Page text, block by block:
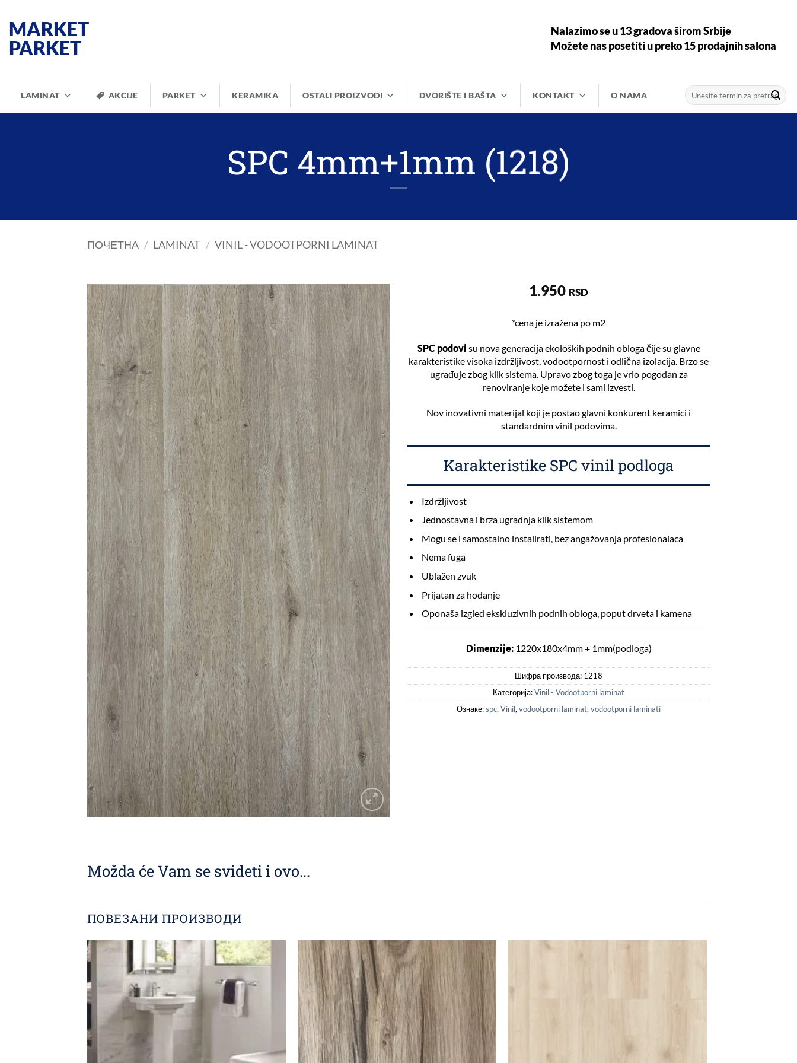
садржај
MARKET
PARKET
Nalazimo se u 13 gradova širom Srbije
Možete nas posetiti u preko 15 prodajnih salona
LAMINAT AKCIJE PARKET KERAMIKA OSTALI PROIZVODI DVORIŠTE I BAŠTA KONTAKT O NAMA
Претрага
за:
SPC 4mm+1mm (1218)
ПОЧЕТНА / LAMINAT / VINIL - VODOOTPORNI LAMINAT
1.950 RSD
*cena je izražena po m2
SPC podovi su nova generacija ekoloških podnih obloga čije su glavne
karakteristike visoka izdržljivost, vodootpornost i odlična izolacija. Brzo se
ugrađuje zbog klik sistema. Upravo zbog toga je vrlo pogodan za
renoviranje koje možete i sami izvesti.
Nov inovativni materijal koji je postao glavni konkurent keramici i
standardnim vinil podovima.
Karakteristike SPC vinil podloga
Izdržljivost
Jednostavna i brza ugradnja klik sistemom
Mogu se i samostalno instalirati, bez angažovanja profesionalaca
Nema fuga
Ublažen zvuk
Prijatan za hodanje
Oponaša izgled ekskluzivnih podnih obloga, poput drveta i kamena
Dimenzije:1220x180x4mm + 1mm(podloga)
Шифра производа: 1218
Категорија:Vinil - Vodootporni laminat
Ознаке:spc, Vinil, vodootporni laminat, vodootporni laminati
Možda će Vam se svideti i ovo...
ПОВЕЗАНИ ПРОИЗВОДИ